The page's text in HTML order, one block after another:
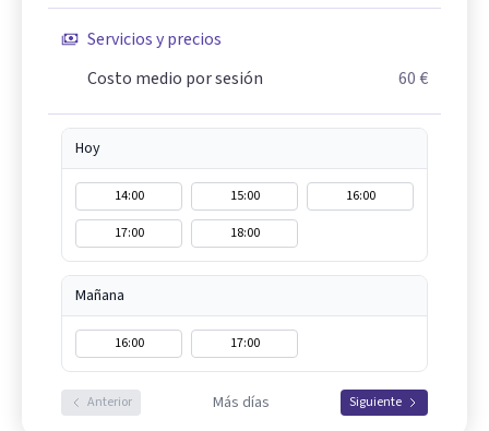
Servicios y precios
Costo medio por sesión
60 €
Hoy
14:00 15:00
16:00
17:00
18:00
Mañana
16:00 17:00
Anterior Más días Siguiente